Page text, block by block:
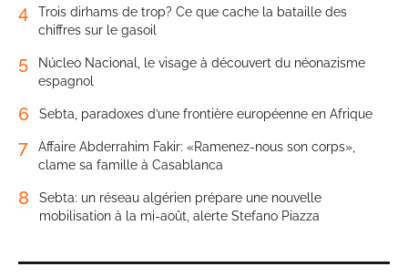
4
Trois dirhams de trop? Ce que cache la bataille des
chiffres sur le gasoil
5
Núcleo Nacional, le visage à découvert du néonazisme
espagnol
6 Sebta, paradoxes d’une frontière européenne en Afrique
7
Affaire Abderrahim Fakir: «Ramenez-nous son corps»,
clame sa famille à Casablanca
8
Sebta: un réseau algérien prépare une nouvelle
mobilisation à la mi-août, alerte Stefano Piazza